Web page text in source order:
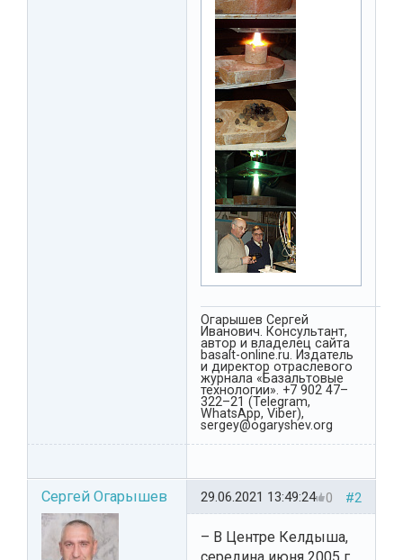
Огарышев Сергей
Иванович. Консультант,
автор и владелец сайта
basalt-online.ru. Издатель
и директор отраслевого
журнала «Базальтовые
технологии». +7 902 47–
322–21 (Telegram,
WhatsApp, Viber),
sergey@ogaryshev.org
Сергей Огарышев #2
0
29.06.2021 13:49:24
– В Центре Келдыша,